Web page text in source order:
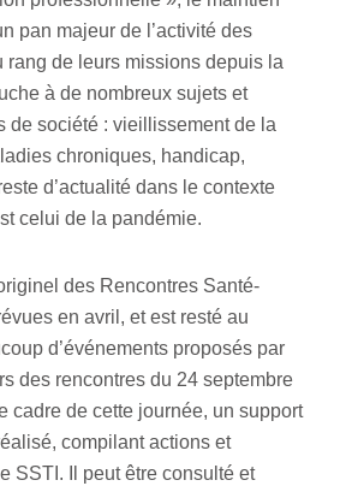
pan majeur de l’activité des
rang de leurs missions depuis la
à de nombreux sujets et
de société : vieillissement de la
chroniques, handicap,
d’actualité dans le contexte
celui de la pandémie.
des Rencontres Santé-
en avril, et est resté au
d’événements proposés par
des rencontres du 24 septembre
cadre de cette journée, un support
compilant actions et
SSTI. Il peut être consulté et